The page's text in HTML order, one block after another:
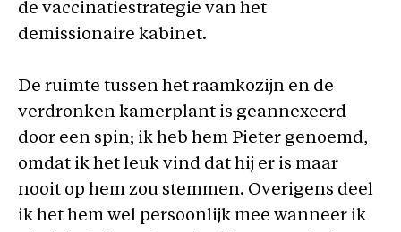
de vaccinatiestrategie van het
demissionaire kabinet.
De ruimte tussen het raamkozijn en de
verdronken kamerplant is geannexeerd
door een spin; ik heb hem Pieter genoemd,
omdat ik het leuk vind dat hij er is maar
nooit op hem zou stemmen. Overigens deel
ik het hem wel persoonlijk mee wanneer ik